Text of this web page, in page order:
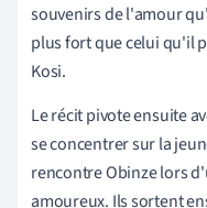
souvenirs de l'amour
plus fort que celui qu'il
Kosi.
Le récit pivote ensuite
se concentrer sur la
rencontre Obinze lors
amoureux. Ils sortent